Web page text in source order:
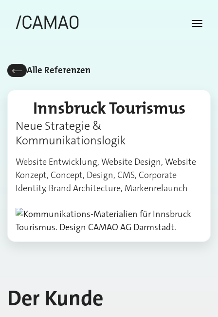
Alle Referenzen
Innsbruck Tourismus
Neue Strategie &
Kommunikationslogik
Website Entwicklung, Website Design, Website
Konzept, Concept, Design, CMS, Corporate
Identity, Brand Architecture, Markenrelaunch
Der Kunde